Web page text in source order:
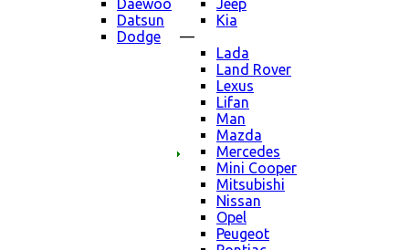
Daewoo
Datsun
Dodge
Jeep
Kia
—
Lada
Land Rover
Lexus
Lifan
Man
Mazda
Mercedes
Mini Cooper
Mitsubishi
Nissan
Opel
Peugeot